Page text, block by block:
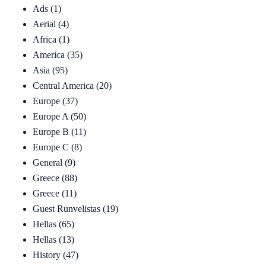
Ads (1)
Aerial (4)
Africa (1)
America (35)
Asia (95)
Central America (20)
Europe (37)
Europe A (50)
Europe B (11)
Europe C (8)
General (9)
Greece (88)
Greece (11)
Guest Runvelistas (19)
Hellas (65)
Hellas (13)
History (47)